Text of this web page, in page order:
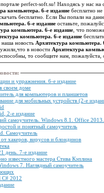
perfect-soft.su! Находясь у нас на
компьютера. 6-е издание бесплатно
бесплатно. Если Вы попали на
6-е издание оставьте,
компьютера. 6-е издание , что
компьютера. 6-е издание
новость Архитектура компьютера.
в новости Архитектура
то сообщите нам,
:
и упражнения. 6-е издание
своем доме
для компьютеров и планшетов
для мобильных устройств (2-е
2-е издание
самоучитель. Windows 8.1. Office
и понятный самоучитель
Самоучитель
хакеров, вирусов и блондинов
день. 7-е издание
известного мастера Стива Кэплина
7. Наглядный самоучитель
C# 2012